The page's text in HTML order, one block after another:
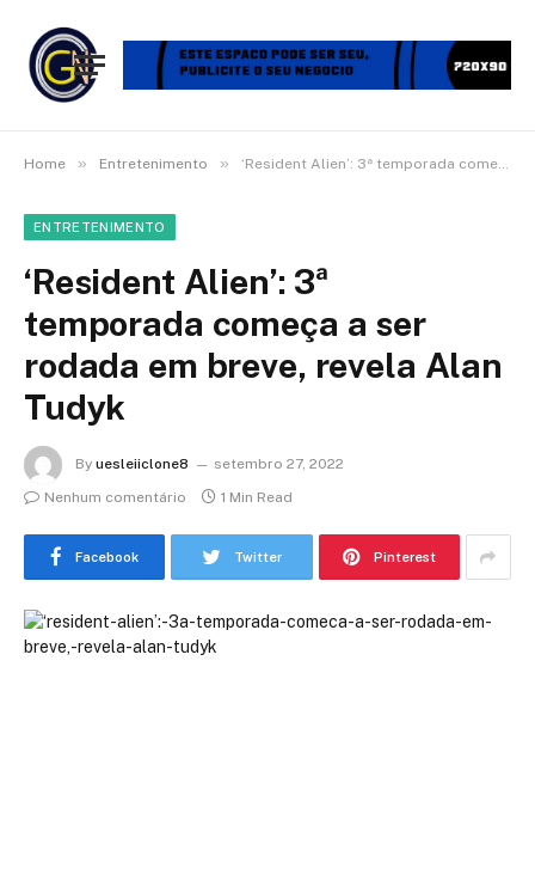
Home » Entretenimento » ‘Resident Alien’: 3ª temporada começa a ser rodada em breve, revela Alan Tudyk
ENTRETENIMENTO
‘Resident Alien’: 3ª
temporada começa a ser
rodada em breve, revela Alan
Tudyk
By uesleiiclone8
setembro 27, 2022
Nenhum comentário
1 Min Read
Facebook Twitter Pinterest